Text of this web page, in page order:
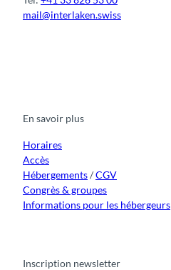
mail@interlaken.swiss
o
e
r
En savoir plus
Horaires
Accès
Hébergements/CGV
Congrès & groupes
Informations pour les hébergeurs
Inscription newsletter